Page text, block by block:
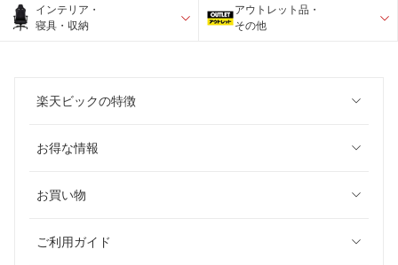
インテリア・
寝具・収納
アウトレット品・
その他
楽天ビックの特徴
お得な情報
お買い物
ご利用ガイド